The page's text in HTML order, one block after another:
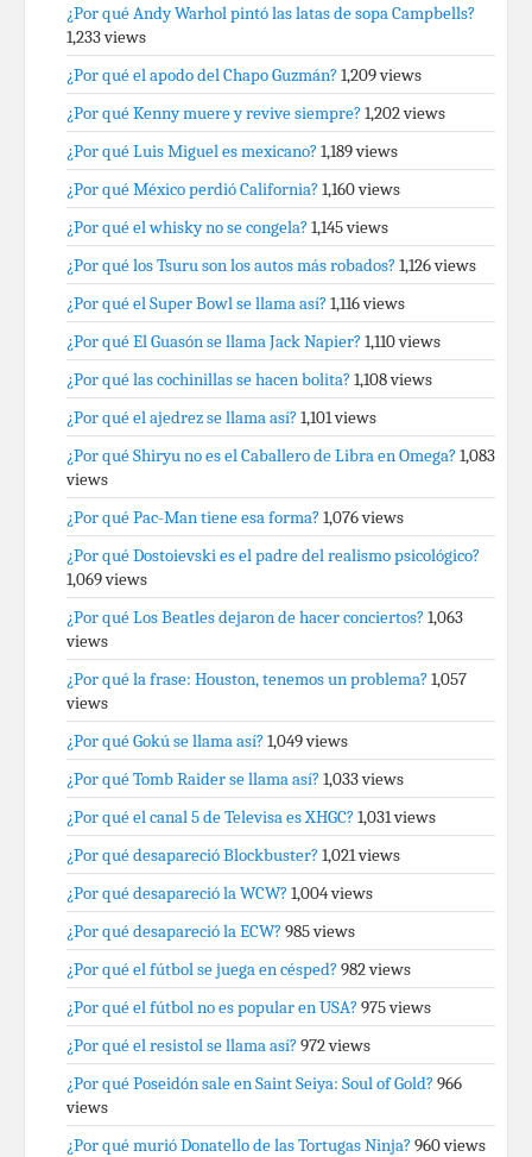
¿Por qué Andy Warhol pintó las latas de sopa Campbells?
1,233 views
¿Por qué el apodo del Chapo Guzmán? 1,209 views
¿Por qué Kenny muere y revive siempre? 1,202 views
¿Por qué Luis Miguel es mexicano? 1,189 views
¿Por qué México perdió California? 1,160 views
¿Por qué el whisky no se congela? 1,145 views
¿Por qué los Tsuru son los autos más robados? 1,126 views
¿Por qué el Super Bowl se llama así? 1,116 views
¿Por qué El Guasón se llama Jack Napier? 1,110 views
¿Por qué las cochinillas se hacen bolita? 1,108 views
¿Por qué el ajedrez se llama así? 1,101 views
¿Por qué Shiryu no es el Caballero de Libra en Omega? 1,083
views
¿Por qué Pac-Man tiene esa forma? 1,076 views
¿Por qué Dostoievski es el padre del realismo psicológico?
1,069 views
¿Por qué Los Beatles dejaron de hacer conciertos? 1,063
views
¿Por qué la frase: Houston, tenemos un problema? 1,057
views
¿Por qué Gokú se llama así? 1,049 views
¿Por qué Tomb Raider se llama así? 1,033 views
¿Por qué el canal 5 de Televisa es XHGC? 1,031 views
¿Por qué desapareció Blockbuster? 1,021 views
¿Por qué desapareció la WCW? 1,004 views
¿Por qué desapareció la ECW? 985 views
¿Por qué el fútbol se juega en césped? 982 views
¿Por qué el fútbol no es popular en USA? 975 views
¿Por qué el resistol se llama así? 972 views
¿Por qué Poseidón sale en Saint Seiya: Soul of Gold? 966
views
¿Por qué murió Donatello de las Tortugas Ninja? 960 views